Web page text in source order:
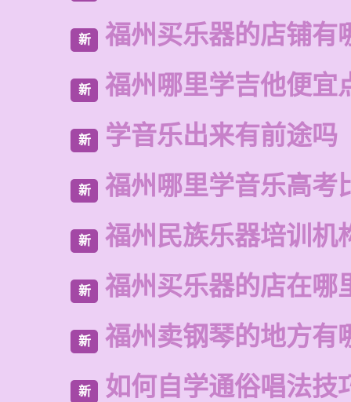
新 福州买乐器的店铺有
新 福州哪里学吉他便宜
新 学音乐出来有前途吗
新 福州哪里学音乐高考
新 福州民族乐器培训机
新 福州买乐器的店在哪
新 福州卖钢琴的地方有
新 如何自学通俗唱法技